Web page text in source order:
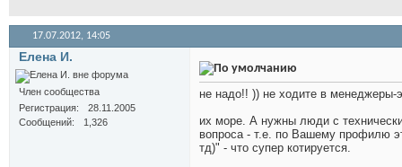
17.07.2012, 14:05
Елена И.
Член сообщества
Регистрация
28.11.2005
Сообщений
1,326
не надо!! )) не ходите в
их море. А нужны люди с
вопроса - т.е. по Вашему профилю
тд)" - что супер котируется.